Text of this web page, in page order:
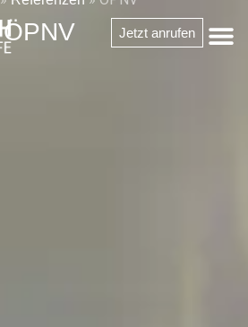
Jetzt anrufen
ÖPNV